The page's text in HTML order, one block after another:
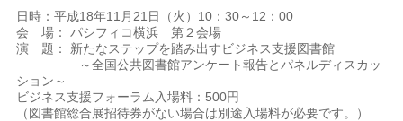
日時：平成18年11月21日（火）10：30～12：00
会 場： パシフィコ横浜 第２会場
演 題： 新たなステップを踏み出すビジネス支援図書館
～全国公共図書館アンケート報告とパネルディスカッ
ション～
ビジネス支援フォーラム入場料：500円
（図書館総合展招待券がない場合は別途入場料が必要です。）